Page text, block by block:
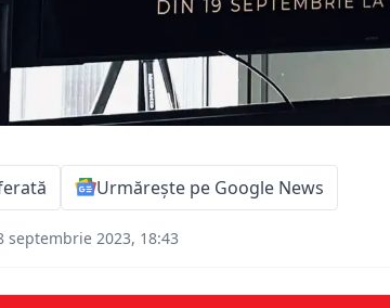
Urmărește pe Google News
septembrie 2023, 18:43